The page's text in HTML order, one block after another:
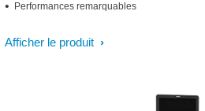
Performances remarquables
Afficher le produit